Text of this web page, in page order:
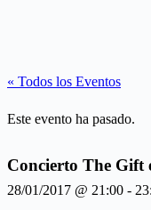
« Todos los Eventos
Este evento ha pasado.
Concierto The Gift
28/01/2017 @ 21:00 -